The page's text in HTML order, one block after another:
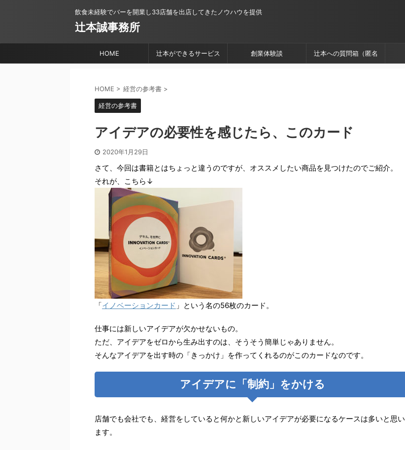
飲食未経験でバーを開業し33店舗を出店してきたノウハウを提供
辻本誠事務所
HOME 辻本ができるサービス 創業体験談 辻本への質問箱（匿名
HOME > 経営の参考書 >
経営の参考書
アイデアの必要性を感じたら、このカード
2020年1月29日
さて、今回は書籍とはちょっと違うのですが、オススメしたい商品を見つけたのでご紹介。
それが、こちら↓
「イノベーションカード 」という名の56枚のカード。
仕事には新しいアイデアが欠かせないもの。
ただ、アイデアをゼロから生み出すのは、そうそう簡単じゃありません。
そんなアイデアを出す時の「きっかけ」を作ってくれるのがこのカードなのです。
アイデアに「制約」をかける
店舗でも会社でも、経営をしていると何かと新しいアイデアが必要になるケースは多いと思い
ます。